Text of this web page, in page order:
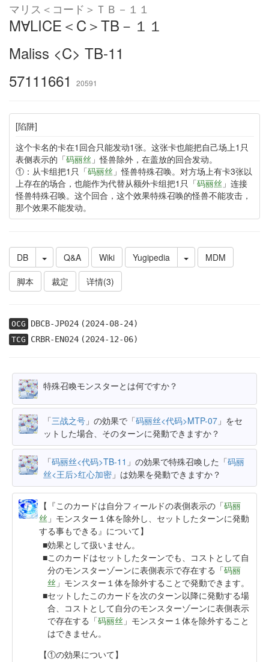
マリス＜コード＞ＴＢ－１１
M∀LICE＜C＞TB－１１
Maliss <C> TB-11
57111661
20591
[陷阱]
这个卡名的卡在1回合只能发动1张。这张卡也能把自己场上1只
表侧表示的「码丽丝 」怪兽除外，在盖放的回合发动。
①：从卡组把1只「码丽丝 」怪兽特殊召唤。对方场上有卡3张以
上存在的场合，也能作为代替从额外卡组把1只「码丽丝 」连接
怪兽特殊召唤。这个回合，这个效果特殊召唤的怪兽不能攻击，
那个效果不能发动。
DB Q&A Wiki Yugipedia
MDM
脚本
裁定 详情(3)
OCG DBCB-JP024(2024-08-24)
TCG CRBR-EN024(2024-12-06)
特殊召喚モンスターとは何ですか？
「三战之号 」の効果で「码丽丝<代码>MTP-07 」をセ
ットした場合、そのターンに発動できますか？
「码丽丝<代码>TB-11 」の効果で特殊召喚した「码丽
丝<王后>红心加密 」は効果を発動できますか？
【『このカードは自分フィールドの表側表示の「码丽
丝 」モンスター１体を除外し、セットしたターンに発動
する事もできる』について】
効果として扱いません。
このカードはセットしたターンでも、コストとして自
分のモンスターゾーンに表側表示で存在する「码丽
丝 」モンスター１体を除外することで発動できます。
セットしたこのカードを次のターン以降に発動する場
合、コストとして自分のモンスターゾーンに表側表示
で存在する「码丽丝 」モンスター１体を除外すること
はできません。
【①の効果について】